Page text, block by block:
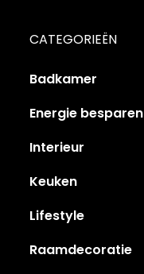
CATEGORIEËN
Badkamer
Energie besparen
Interieur
Keuken
Lifestyle
Raamdecoratie